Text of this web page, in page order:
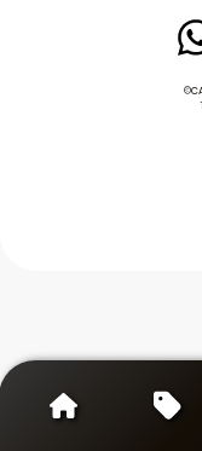
©